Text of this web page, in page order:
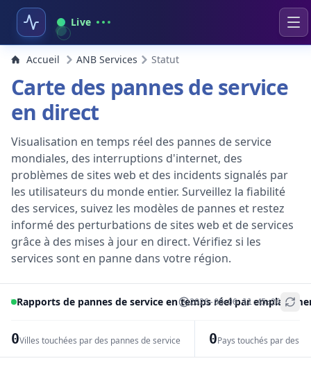
Live
Accueil ANB Services Statut
Carte des pannes de service
en direct
Visualisation en temps réel des pannes de service
mondiales, des interruptions d'internet, des
problèmes de sites web et des incidents signalés par
les utilisateurs du monde entier. Surveillez la fiabilité
des services, suivez les modèles de pannes et restez
informé des perturbations de sites web et de services
grâce à des mises à jour en direct. Vérifiez si les
services sont en panne dans votre région.
Rapports de pannes de service en temps réel par
2026-08-06 11:45:26
0Villes touchées par des pannes de service 0Pays touchés par des
+